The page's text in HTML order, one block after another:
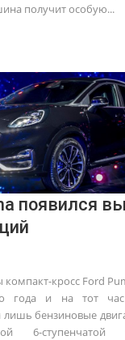
получит особую...
появился
кросс Ford
года и на тот
бензиновые
6-ступенчатой